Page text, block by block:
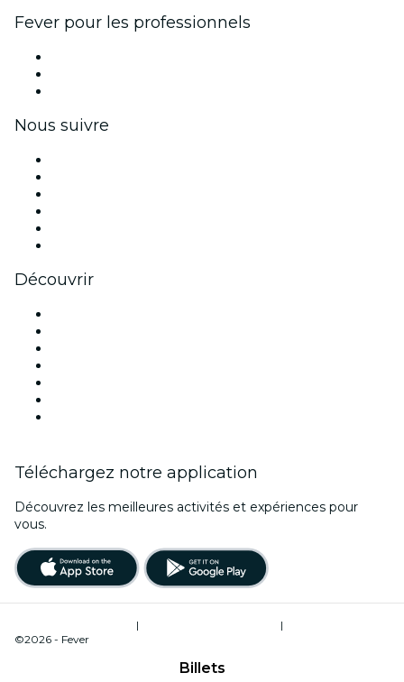
Billets
Fever pour les professionnels
Nous suivre
Découvrir
Téléchargez notre application
Découvrez les meilleures activités et expériences pour
vous.
| |
©2026 - Fever